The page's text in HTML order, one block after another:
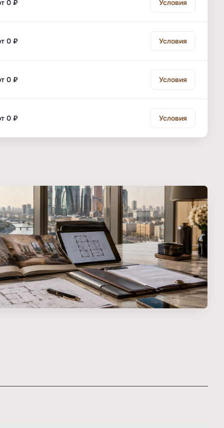
0 ₽ Условия
0 ₽ Условия
0 ₽ Условия
0 ₽ Условия